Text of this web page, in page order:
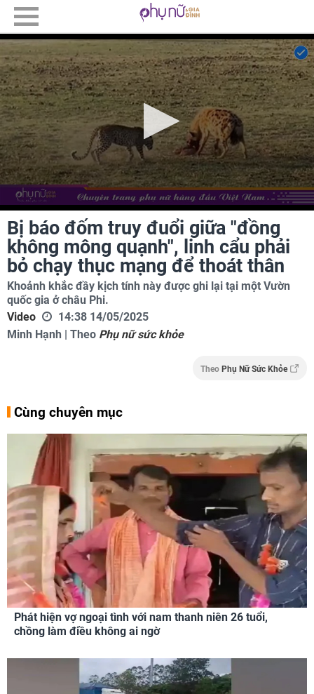
Bị báo đốm truy đuổi giữa "đồng
không mông quạnh", linh cẩu phải
bỏ chạy thục mạng để thoát thân
Khoảnh khắc đầy kịch tính này được ghi lại tại một Vườn
quốc gia ở châu Phi.
Video
14:38 14/05/2025
Minh Hạnh | Theo Phụ nữ sức khỏe
Theo Phụ Nữ Sức Khỏe
Cùng chuyên mục
Phát hiện vợ ngoại tình với nam thanh niên 26 tuổi,
chồng làm điều không ai ngờ